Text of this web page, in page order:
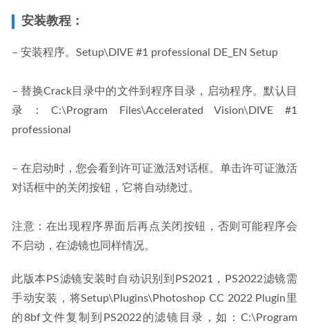
安装教程：
– 安装程序。Setup\DIVE #1 professional DE_EN Setup
– 替换Crack目录中的文件到程序目录，启动程序。默认目
录：C:\Program Files\Accelerated Vision\DIVE #1
professional
– 在启动时，您会看到许可证激活对话框。单击许可证激活
对话框中的关闭按钮，它将自动绕过。
注意：在出现程序界面后再点关闭按钮，否则可能程序会
不启动，在滤镜也同样情况。
此版本PS滤镜安装时自动识别到PS2021，PS2022滤镜需
手动安装，将Setup\Plugins\Photoshop CC 2022 Plugin里
的8bf文件复制到PS2022的滤镜目录，如：C:\Program